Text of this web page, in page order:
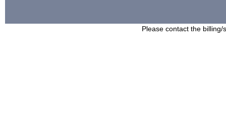
Please contact the